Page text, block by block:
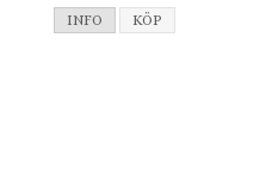
INFO KÖP